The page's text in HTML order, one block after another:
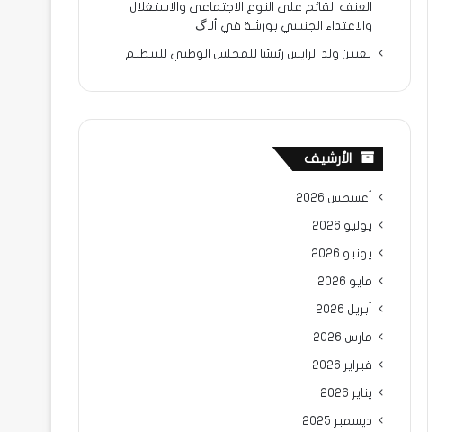
العنف القائم على النوع الاجتماعي والاستغلال
والاعتداء الجنسي بورشة في ألاگ
تعيين ولد الرايس رئيسًا للمجلس الوطني للتنظيم
الأرشيف
أغسطس 2026
يوليو 2026
يونيو 2026
مايو 2026
أبريل 2026
مارس 2026
فبراير 2026
يناير 2026
ديسمبر 2025